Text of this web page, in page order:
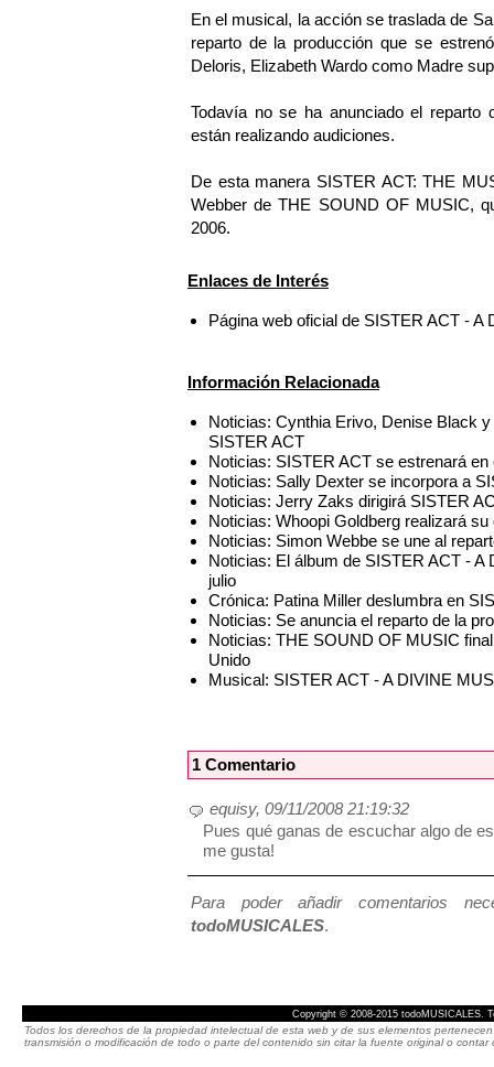
En el musical, la acción se traslada de
reparto de la producción que se
Deloris, Elizabeth Wardo como Madre
Todavía no se ha anunciado el reparto
están realizando audiciones.
De esta manera SISTER ACT: THE
Webber de THE SOUND OF MUSIC,
2006.
Enlaces de Interés
Página web oficial de SISTER ACT -
Información Relacionada
Noticias: Cynthia Erivo, Denise Black
SISTER ACT
Noticias: SISTER ACT se estrenará
Noticias: Sally Dexter se incorpora a
Noticias: Jerry Zaks dirigirá SISTER
Noticias: Whoopi Goldberg realizará
Noticias: Simon Webbe se une al
Noticias: El álbum de SISTER ACT -
julio
Crónica: Patina Miller deslumbra en
Noticias: Se anuncia el reparto de la
Noticias: THE SOUND OF MUSIC
Unido
Musical: SISTER ACT - A DIVINE
1 Comentario
equisy, 09/11/2008 21:19:32
Pues qué ganas de escuchar algo de
me gusta!
Para poder añadir comentarios
todoMUSICALES.
Copyright © 2008-2015 todoMUSICALES.
Todos los derechos de la propiedad intelectual de esta web y de sus elementos
transmisión o modificación de todo o parte del contenido sin citar la fuente original o